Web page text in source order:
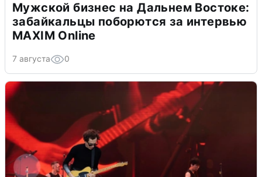
Мужской бизнес на Дальнем Востоке:
забайкальцы поборются за интервью
MAXIM Online
7 августа 0